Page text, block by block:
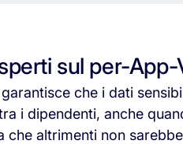
sul per-
garantisce che i dati
i dipendenti, anche
che altrimenti non sarebbe